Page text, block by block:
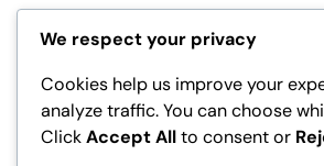
We respect your privacy
Cookies help us improve your
analyze traffic. You can choose
ClickAccept Allto consent or